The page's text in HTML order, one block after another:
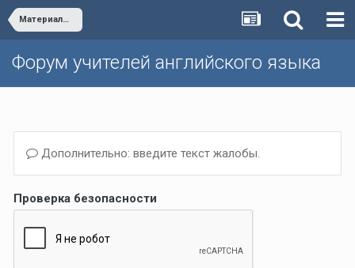
Материалы из книг для учителя и рабочие программы к Happy English.ru
Форум учителей английского языка
Дополнительно: введите текст жалобы.
Проверка безопасности